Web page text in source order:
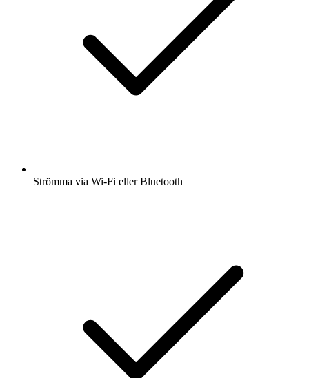
Strömma via Wi-Fi eller Bluetooth